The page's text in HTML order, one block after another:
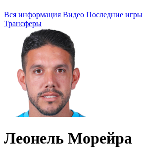
Вся информация Видео Последние игры
Трансферы
Леонель Морейра